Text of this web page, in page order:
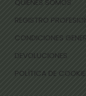
QUIÉNES SOMOS
REGISTRO
CONDICIONES
DEVOLUCIONES
POLÍTICA DE